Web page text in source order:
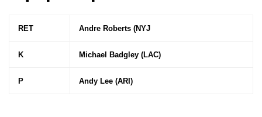
RET Andre Roberts (NYJ
K Michael Badgley (LAC)
P Andy Lee (ARI)